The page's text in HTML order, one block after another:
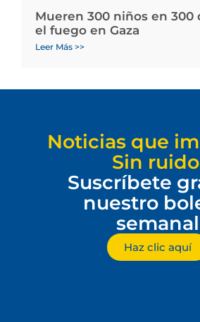
Mueren 300 niños en 300
el fuego en Gaza
Leer Más >>
Noticias que
Sin
Suscríbete
nuestro
semanal
Haz clic aquí